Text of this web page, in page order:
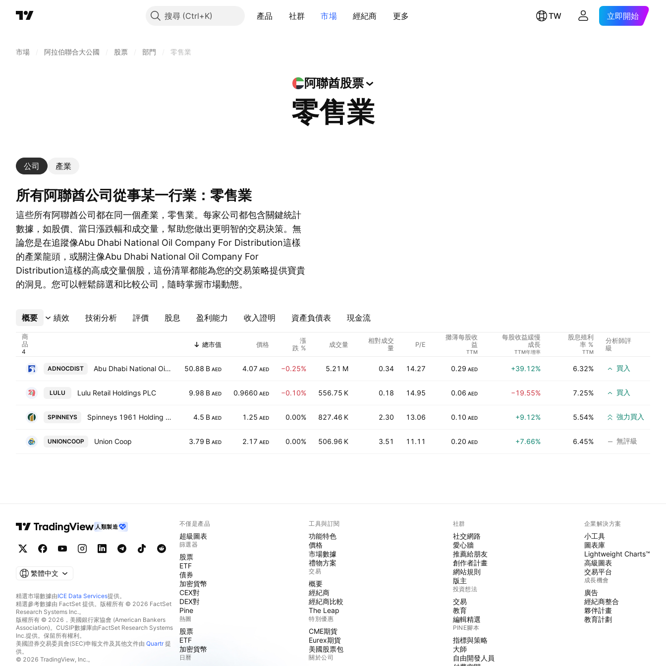
搜尋 產品 社群 市場 經紀商 更多 TW 立即開始
市場 阿拉伯聯合大公國 股票 部門 零售業
阿聯酋股票
零售業
公司 產業
所有阿聯酋公司從事某一行業：零售業
這些所有阿聯酋公司都在同一個產業，零售業。每家公司都包含關鍵統計
數據，如股價、當日漲跌幅和成交量，幫助您做出更明智的交易決策。無
論您是在追蹤像Abu Dhabi National Oil Company For Distribution這樣
的產業龍頭，或關注像Abu Dhabi National Oil Company For
Distribution這樣的高成交量個股，這份清單都能為您的交易策略提供寶貴
的洞見。您可以輕鬆篩選和比較公司，隨時掌握市場動態。
概要 績效 技術分析 評價 股息 盈利能力 收入證明 資產負債表 現金流
更多
商
品
總市值 價格
漲
跌 %
成交量
相對成交
量
P/E
攤薄每股收
益
TTM
每股收益緩慢
成長
TTM年增率
股息殖利
率 %
TTM
分析師評
級
ADNOCDIST Abu Dhabi National Oil Company For Distribution 50.88 B AED 4.07 AED −0.25% 5.21 M 0.34 14.27 0.29 AED +39.12% 6.32% 買入
LULU Lulu Retail Holdings PLC 9.98 B AED 0.9660 AED −0.10% 556.75 K 0.18 14.95 0.06 AED −19.55% 7.25% 買入
SPINNEYS Spinneys 1961 Holding plc 4.5 B AED 1.25 AED 0.00% 827.46 K 2.30 13.06 0.10 AED +9.12% 5.54% 強力買入
UNIONCOOP Union Coop 3.79 B AED 2.17 AED 0.00% 506.96 K 3.51 11.11 0.20 AED +7.66% 6.45% 無評級
人類製造
繁體中文
精選市場數據由ICE Data Services提供。
精選參考數據由 FactSet 提供。版權所有 © 2026 FactSet
Research Systems Inc.。
版權所有 © 2026，美國銀行家協會 (American Bankers
Association)。CUSIP數據庫由FactSet Research Systems
Inc.提供。保留所有權利。
美國證券交易委員會(SEC)申報文件及其他文件由 Quartr提
供。
© 2026 TradingView, Inc.。
不僅是產品
超級圖表
篩選器
股票
ETF
債券
加密貨幣
CEX對
DEX對
Pine
熱圖
股票
ETF
加密貨幣
日曆
工具與訂閱
功能特色
價格
市場數據
禮物方案
交易
概要
經紀商
經紀商比較
The Leap
特別優惠
CME期貨
Eurex期貨
美國股票包
關於公司
社群
社交網路
愛心牆
推薦給朋友
創作者計畫
網站規則
版主
投資想法
交易
教育
編輯精選
PINE腳本
指標與策略
大師
自由開發人員
企業解決方案
小工具
圖表庫
Lightweight Charts™
高級圖表
交易平台
成長機會
廣告
經紀商整合
夥伴計畫
教育計劃